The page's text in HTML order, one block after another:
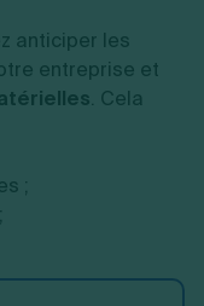
anticiper les
entreprise et
. Cela
;
;